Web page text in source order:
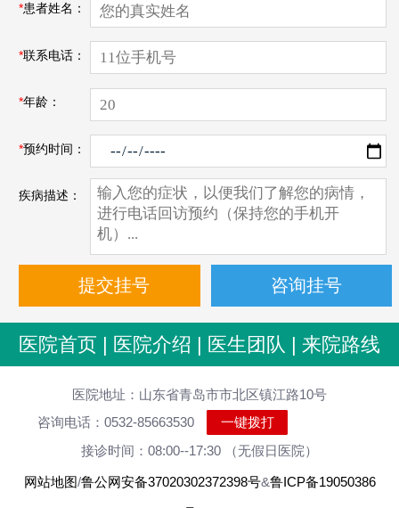
*患者姓名：
*联系电话：
*年龄：
*预约时间：
疾病描述：
医院首页 | 医院介绍 | 医生团队 | 来院路线
医院地址：山东省青岛市市北区镇江路10号
咨询电话：0532-85663530
一键拨打
接诊时间：08:00--17:30 （无假日医院）
网站地图/鲁公网安备37020302372398号&鲁ICP备19050386